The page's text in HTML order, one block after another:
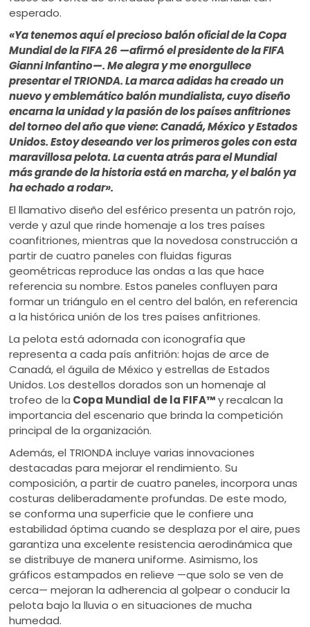
esperado.
«Ya tenemos aquí el precioso balón oficial de la Copa
Mundial de la FIFA 26 —afirmó el presidente de la FIFA
Gianni Infantino—. Me alegra y me enorgullece
presentar el TRIONDA. La marca adidas ha creado un
nuevo y emblemático balón mundialista, cuyo diseño
encarna la unidad y la pasión de los países anfitriones
del torneo del año que viene: Canadá, México y Estados
Unidos. Estoy deseando ver los primeros goles con esta
maravillosa pelota. La cuenta atrás para el Mundial
más grande de la historia está en marcha, y el balón ya
ha echado a rodar».
El llamativo diseño del esférico presenta un patrón rojo,
verde y azul que rinde homenaje a los tres países
coanfitriones, mientras que la novedosa construcción a
partir de cuatro paneles con fluidas figuras
geométricas reproduce las ondas a las que hace
referencia su nombre. Estos paneles confluyen para
formar un triángulo en el centro del balón, en referencia
a la histórica unión de los tres países anfitriones.
La pelota está adornada con iconografía que
representa a cada país anfitrión: hojas de arce de
Canadá, el águila de México y estrellas de Estados
Unidos. Los destellos dorados son un homenaje al
trofeo de la Copa Mundial de la FIFA™y recalcan la
importancia del escenario que brinda la competición
principal de la organización.
Además, el TRIONDA incluye varias innovaciones
destacadas para mejorar el rendimiento. Su
composición, a partir de cuatro paneles, incorpora unas
costuras deliberadamente profundas. De este modo,
se conforma una superficie que le confiere una
estabilidad óptima cuando se desplaza por el aire, pues
garantiza una excelente resistencia aerodinámica que
se distribuye de manera uniforme. Asimismo, los
gráficos estampados en relieve —que solo se ven de
cerca— mejoran la adherencia al golpear o conducir la
pelota bajo la lluvia o en situaciones de mucha
humedad.